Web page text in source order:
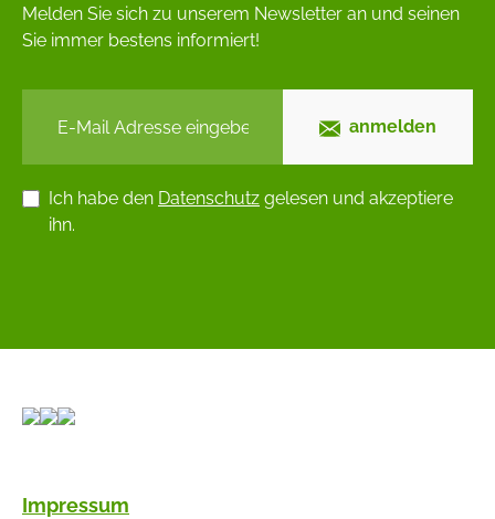
Melden Sie sich zu unserem Newsletter an und seinen
Sie immer bestens informiert!
anmelden
Ich habe den Datenschutz gelesen und akzeptiere
ihn.
Impressum